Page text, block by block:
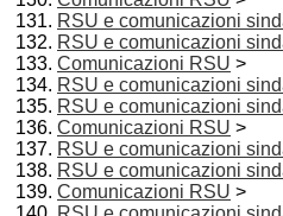
RSU e comunicazioni
RSU e comunicazioni
Comunicazioni RSU >
RSU e comunicazioni
RSU e comunicazioni
Comunicazioni RSU >
RSU e comunicazioni
RSU e comunicazioni
Comunicazioni RSU >